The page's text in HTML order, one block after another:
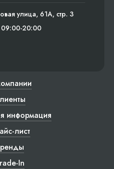
улица, 61А, стр. 3
20:00
информация
лист
In